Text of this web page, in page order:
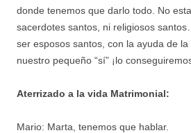
donde tenemos que darlo todo. No
sacerdotes santos, ni religiosos
ser esposos santos, con la ayuda de
nuestro pequeño “sí” ¡lo
Aterrizado a la vida Matrimonial:
Mario: Marta, tenemos que hablar.